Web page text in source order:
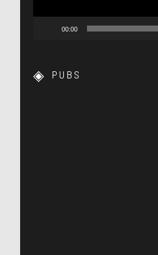
00:00
PUBS